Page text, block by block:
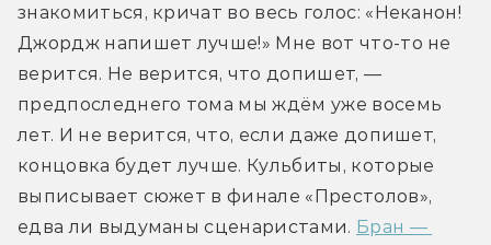
знакомиться, кричат во весь голос: «Неканон!
Джордж напишет лучше!» Мне вот что-то не
верится. Не верится, что допишет, —
предпоследнего тома мы ждём уже восемь
лет. И не верится, что, если даже допишет,
концовка будет лучше. Кульбиты, которые
выписывает сюжет в финале «Престолов»,
едва ли выдуманы сценаристами. Бран —